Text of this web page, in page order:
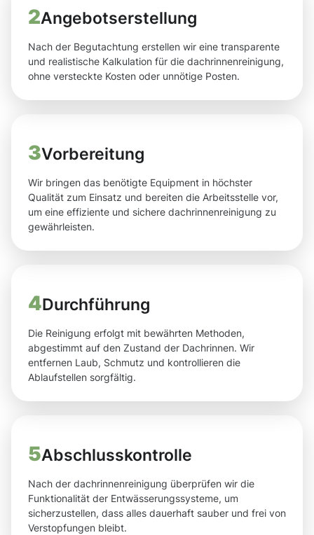
2Angebotserstellung
Nach der Begutachtung erstellen wir eine transparente
und realistische Kalkulation für die dachrinnenreinigung,
ohne versteckte Kosten oder unnötige Posten.
3Vorbereitung
Wir bringen das benötigte Equipment in höchster
Qualität zum Einsatz und bereiten die Arbeitsstelle vor,
um eine effiziente und sichere dachrinnenreinigung zu
gewährleisten.
4Durchführung
Die Reinigung erfolgt mit bewährten Methoden,
abgestimmt auf den Zustand der Dachrinnen. Wir
entfernen Laub, Schmutz und kontrollieren die
Ablaufstellen sorgfältig.
5Abschlusskontrolle
Nach der dachrinnenreinigung überprüfen wir die
Funktionalität der Entwässerungssysteme, um
sicherzustellen, dass alles dauerhaft sauber und frei von
Verstopfungen bleibt.